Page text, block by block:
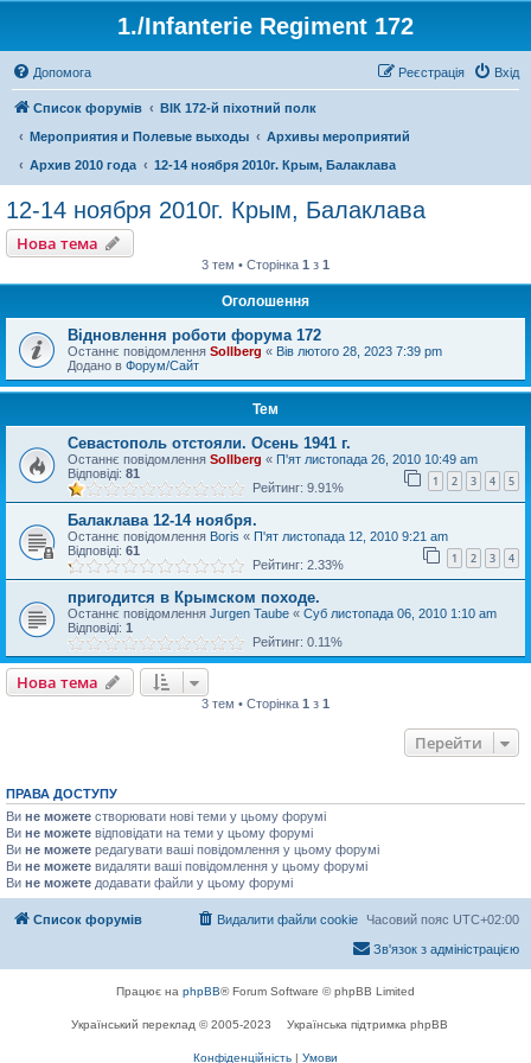
1./Infanterie Regiment 172
Допомога Вхід
Реєстрація
Список форумів
ВІК 172-й піхотний полк
Мероприятия и Полевые выходы
Архивы мероприятий
Архив 2010 года
12-14 ноября 2010г. Крым, Балаклава
12-14 ноября 2010г. Крым, Балаклава
Нова тема
3 тем • Сторінка 1 з 1
Оголошення
Відновлення роботи форума 172
Останнє повідомлення Sollberg « Вів лютого 28, 2023 7:39 pm
Додано в Форум/Сайт
Тем
Севастополь отстояли. Осень 1941 г.
Останнє повідомлення Sollberg « П'ят листопада 26, 2010 10:49 am
Відповіді: 81 1 2 3 4 5
Рейтинг: 9.91%
Балаклава 12-14 ноября.
Останнє повідомлення Boris « П'ят листопада 12, 2010 9:21 am
Відповіді: 61 1 2 3 4
Рейтинг: 2.33%
пригодится в Крымском походе.
Останнє повідомлення Jurgen Taube « Суб листопада 06, 2010 1:10 am
Відповіді: 1
Рейтинг: 0.11%
Нова тема
3 тем • Сторінка 1 з 1
Перейти
ПРАВА ДОСТУПУ
Ви не можете створювати нові теми у цьому форумі
Ви не можете відповідати на теми у цьому форумі
Ви не можете редагувати ваші повідомлення у цьому форумі
Ви не можете видаляти ваші повідомлення у цьому форумі
Ви не можете додавати файли у цьому форумі
Список форумів Часовий пояс UTC+02:00
Видалити файли cookie
Зв'язок з адміністрацією
Працює на phpBB® Forum Software © phpBB Limited
Український переклад © 2005-2023 Українська підтримка phpBB
Конфіденційність | Умови